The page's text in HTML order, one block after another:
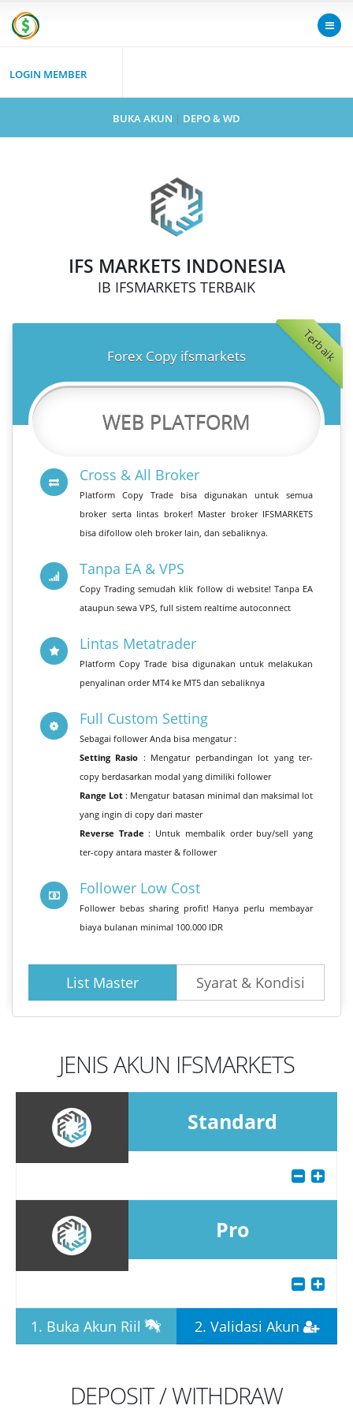
LOGIN MEMBER
BUKA AKUN | DEPO & WD
IFS MARKETS INDONESIA
IB IFSMARKETS TERBAIK
Terbaik
Forex Copy ifsmarkets
WEB PLATFORM
Cross & All Broker
Platform Copy Trade bisa digunakan untuk semua
broker serta lintas broker! Master broker IFSMARKETS
bisa difollow oleh broker lain, dan sebaliknya.
Tanpa EA & VPS
Copy Trading semudah klik follow di website! Tanpa EA
ataupun sewa VPS, full sistem realtime autoconnect
Lintas Metatrader
Platform Copy Trade bisa digunakan untuk melakukan
penyalinan order MT4 ke MT5 dan sebaliknya
Full Custom Setting
Sebagai follower Anda bisa mengatur :
Setting Rasio : Mengatur perbandingan lot yang ter-
copy berdasarkan modal yang dimiliki follower
Range Lot : Mengatur batasan minimal dan maksimal lot
yang ingin di copy dari master
Reverse Trade : Untuk membalik order buy/sell yang
ter-copy antara master & follower
Follower Low Cost
Follower bebas sharing profit! Hanya perlu membayar
biaya bulanan minimal 100.000 IDR
List Master Syarat & Kondisi
JENIS AKUN IFSMARKETS
Standard
Pro
1. Buka Akun Riil 2. Validasi Akun
DEPOSIT / WITHDRAW